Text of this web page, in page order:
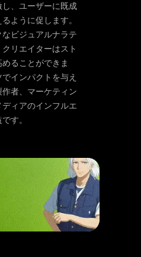
、ユーザーに既成
ように促します。
ビジュアルナラテ
リエイターはスト
ることができま
インパクトを与え
者、マーケティン
ィアのインフルエ
す。